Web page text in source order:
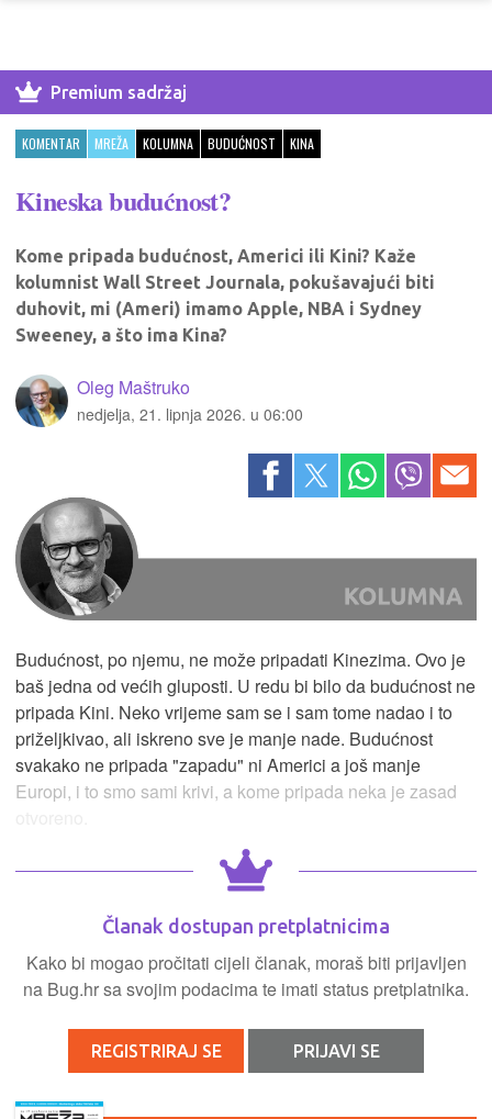
Premium sadržaj
KOMENTAR MREŽA KOLUMNA BUDUĆNOST KINA
Kineska budućnost?
Kome pripada budućnost, Americi ili Kini? Kaže
kolumnist Wall Street Journala, pokušavajući biti
duhovit, mi (Ameri) imamo Apple, NBA i Sydney
Sweeney, a što ima Kina?
Oleg Maštruko
nedjelja, 21. lipnja 2026. u 06:00
Budućnost, po njemu, ne može pripadati Kinezima. Ovo je
baš jedna od većih gluposti. U redu bi bilo da budućnost ne
pripada Kini. Neko vrijeme sam se i sam tome nadao i to
priželjkivao, ali iskreno sve je manje nade. Budućnost
svakako ne pripada "zapadu" ni Americi a još manje
Europi, i to smo sami krivi, a kome pripada neka je zasad
Članak dostupan pretplatnicima
Kako bi mogao pročitati cijeli članak, moraš biti prijavljen
na Bug.hr sa svojim podacima te imati status pretplatnika.
REGISTRIRAJ SE PRIJAVI SE